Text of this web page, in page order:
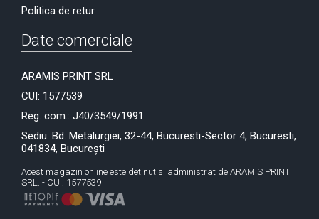
Politica de retur
Date comerciale
ARAMIS PRINT SRL
CUI: 1577539
Reg. com.: J40/3549/1991
Sediu: Bd. Metalurgiei, 32-44, Bucuresti-Sector 4, Bucuresti,
041834, București
Acest magazin online este detinut si administrat de ARAMIS PRINT
SRL. - CUI: 1577539